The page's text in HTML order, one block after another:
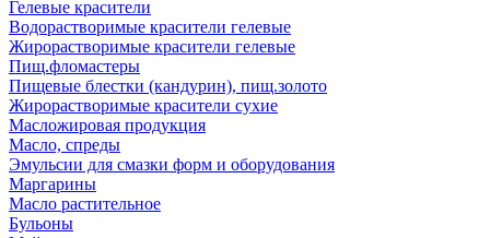
Гелевые красители
Водорастворимые красители гелевые
Жирорастворимые красители гелевые
Пищ.фломастеры
Пищевые блестки (кандурин), пищ.золото
Жирорастворимые красители сухие
Масложировая продукция
Масло, спреды
Эмульсии для смазки форм и оборудования
Маргарины
Масло растительное
Бульоны